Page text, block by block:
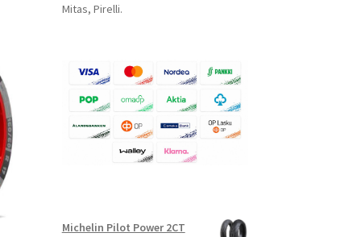
Mitas, Pirelli.
Michelin Pilot Power 2CT